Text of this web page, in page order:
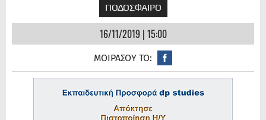
ΠΟΔΟΣΦΑΙΡΟ
16/11/2019 | 15:00
ΜΟΙΡΑΣΟΥ ΤΟ: